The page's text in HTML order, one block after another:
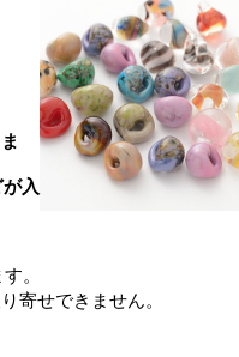
入
。
寄せできません。